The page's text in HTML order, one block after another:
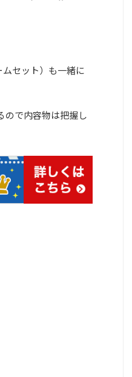
セット）も一緒に
ので内容物は把握し